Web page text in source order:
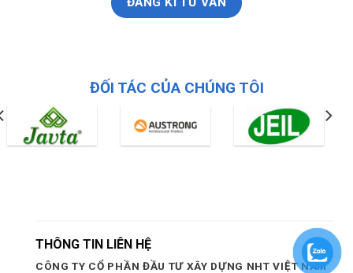
ĐỐI TÁC CỦA CHÚNG TÔI
THÔNG TIN LIÊN HỆ
CÔNG TY CỔ PHẦN ĐẦU TƯ XÂY DỰNG NHT VIỆT NAM